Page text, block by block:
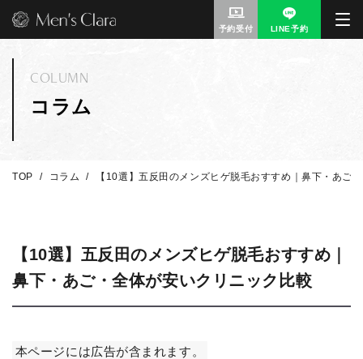
予約受付 LINE予約
コラム
COLUMN
TOP コラム 【10選】五反田のメンズヒゲ脱毛おすすめ｜鼻下・あご
【10選】五反田のメンズヒゲ脱毛おすすめ｜
鼻下・あご・全体が安いクリニック比較
本ページには広告が含まれます。